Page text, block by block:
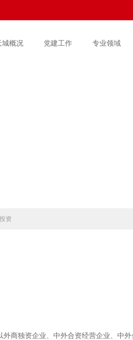
城概况 党建工作 专业领域
资
商独资企业、中外合资经营企业、中